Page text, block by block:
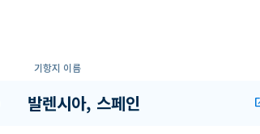
기항지 이름
발렌시아, 스페인